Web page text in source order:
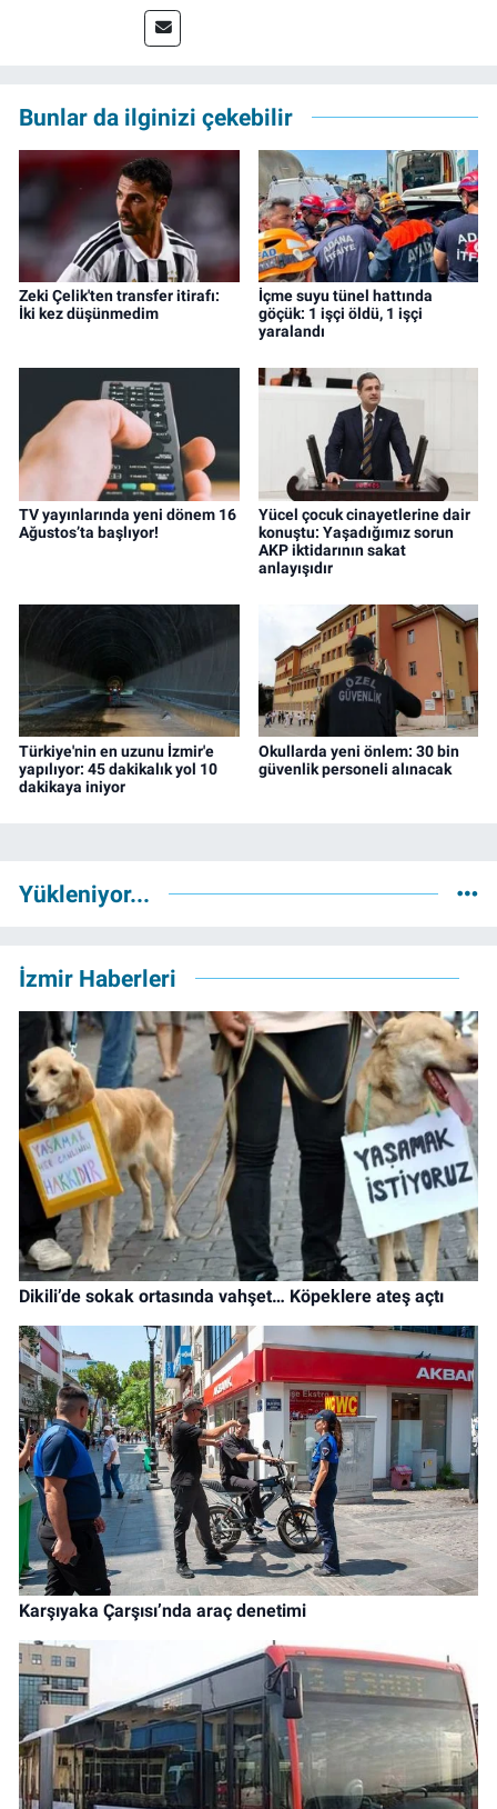
müdürü olarak devam ediyor.
Bunlar da ilginizi çekebilir
Zeki Çelik'ten transfer itirafı:
İki kez düşünmedim
İçme suyu tünel hattında
göçük: 1 işçi öldü, 1 işçi
yaralandı
TV yayınlarında yeni dönem 16
Ağustos’ta başlıyor!
Yücel çocuk cinayetlerine dair
konuştu: Yaşadığımız sorun
AKP iktidarının sakat
anlayışıdır
Türkiye'nin en uzunu İzmir'e
yapılıyor: 45 dakikalık yol 10
dakikaya iniyor
Okullarda yeni önlem: 30 bin
güvenlik personeli alınacak
Yükleniyor...
İzmir Haberleri
Dikili’de sokak ortasında vahşet… Köpeklere ateş açtı
Karşıyaka Çarşısı’nda araç denetimi